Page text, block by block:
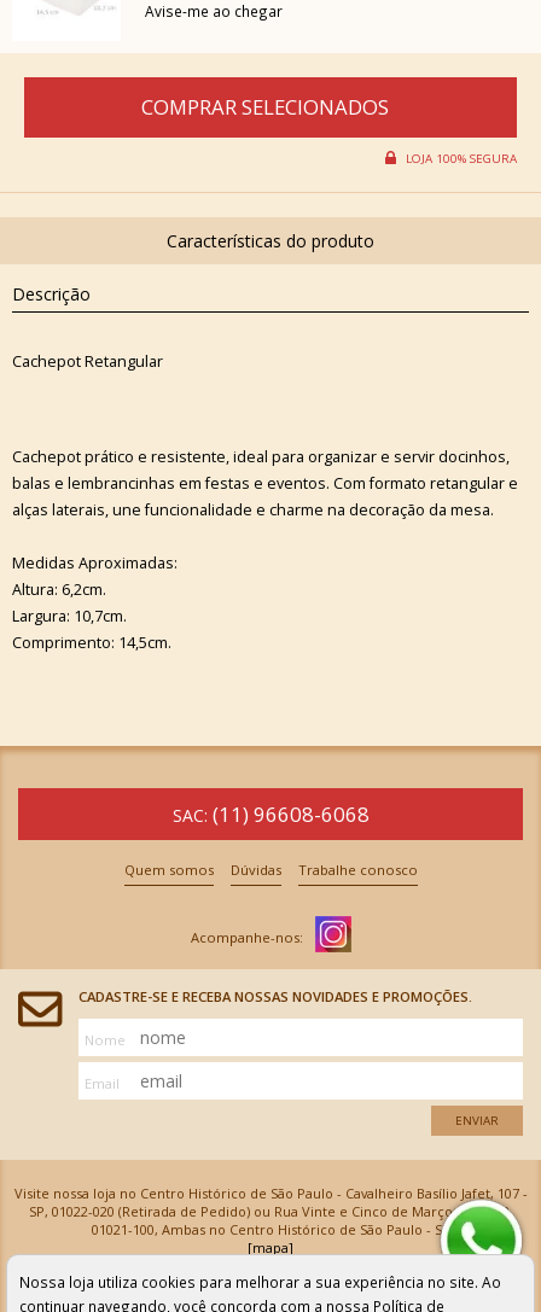
Avise-me ao chegar
Descrição
Cachepot Retangular
Cachepot prático e resistente, ideal para organizar e servir docinhos,
balas e lembrancinhas em festas e eventos. Com formato retangular e
alças laterais, une funcionalidade e charme na decoração da mesa.
Medidas Aproximadas:
Altura: 6,2cm.
Largura: 10,7cm.
Comprimento: 14,5cm.
SAC: (11) 96608-6068
Quem somos Dúvidas Trabalhe conosco
CADASTRE-SE E RECEBA NOSSAS NOVIDADES E PROMOÇÕES.
Nome
Email
ENVIAR
Visite nossa loja no Centro Histórico de São Paulo - Cavalheiro Basílio Jafet, 107 -
SP, 01022-020 (Retirada de Pedido) ou Rua Vinte e Cinco de Março, 576 - SP,
01021-100, Ambas no Centro Histórico de São Paulo - SP
[mapa]
Armarinhos Santa Cecília Ltda | CNPJ: 61.069.639/0001-18
Os preços e as condições de pagamento apresentadas na loja virtual não valem para nossa loja física e
podem sofrer alterações sem aviso prévio. Vendas com cartão de crédito sujeitas a análise e
Nossa loja utiliza cookies para melhorar a sua experiência no site. Ao
continuar navegando, você concorda com a nossa Política de